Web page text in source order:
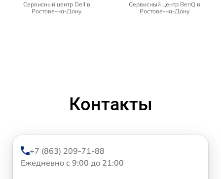
Сервисный центр Dell в
Ростове-на-Дону
Сервисный центр BenQ в
Ростове-на-Дону
Контакты
+7 (863) 209-71-88
Ежедневно с 9:00 до 21:00